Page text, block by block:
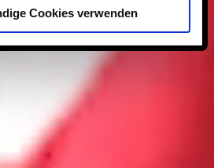
Cookies verwenden